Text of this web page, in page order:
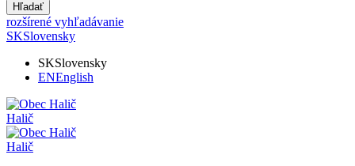
Hľadať
rozšírené vyhľadávanie
SKSlovensky
SKSlovensky
ENEnglish
Halič
Halič